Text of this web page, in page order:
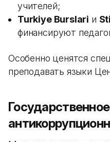
учителей;
Turkiye Burslari и
финансируют
Особенно ценятся
преподавать языки